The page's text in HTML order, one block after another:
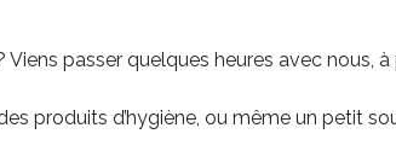
passer quelques heures avec nous,
produits d’hygiène, ou même un petit